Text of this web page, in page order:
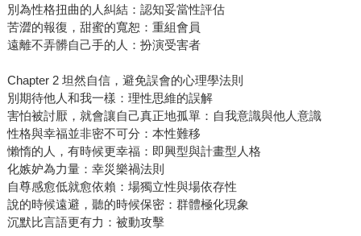
別為性格扭曲的人糾結：認知妥當性評估
苦澀的報復，甜蜜的寬恕：重組會員
遠離不弄髒自己手的人：扮演受害者
Chapter 2 坦然自信，避免誤會的心理學法則
別期待他人和我一樣：理性思維的誤解
害怕被討厭，就會讓自己真正地孤單：自我意識與他人意識
性格與幸福並非密不可分：本性難移
懶惰的人，有時候更幸福：即興型與計畫型人格
化嫉妒為力量：幸災樂禍法則
自尊感愈低就愈依賴：場獨立性與場依存性
說的時候遠避，聽的時候保密：群體極化現象
沉默比言語更有力：被動攻擊